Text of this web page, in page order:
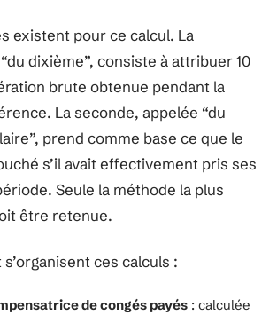
existent pour ce calcul. La
dixième”, consiste à attribuer 10
brute obtenue pendant la
La seconde, appelée “du
prend comme base ce que le
s’il avait effectivement pris ses
Seule la méthode la plus
être retenue.
ces calculs :
de congés payés : calculée